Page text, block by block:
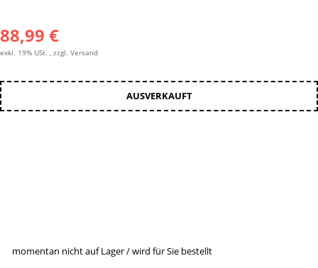
88,99 €
exkl. 19% USt. , zzgl. Versand
AUSVERKAUFT
momentan nicht auf Lager / wird für Sie bestellt